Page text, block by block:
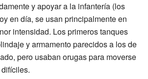
y apoyar a la infantería (los
en día, se usan principalmente en
intensidad. Los primeros tanques
y armamento parecidos a los de
pero usaban orugas para moverse